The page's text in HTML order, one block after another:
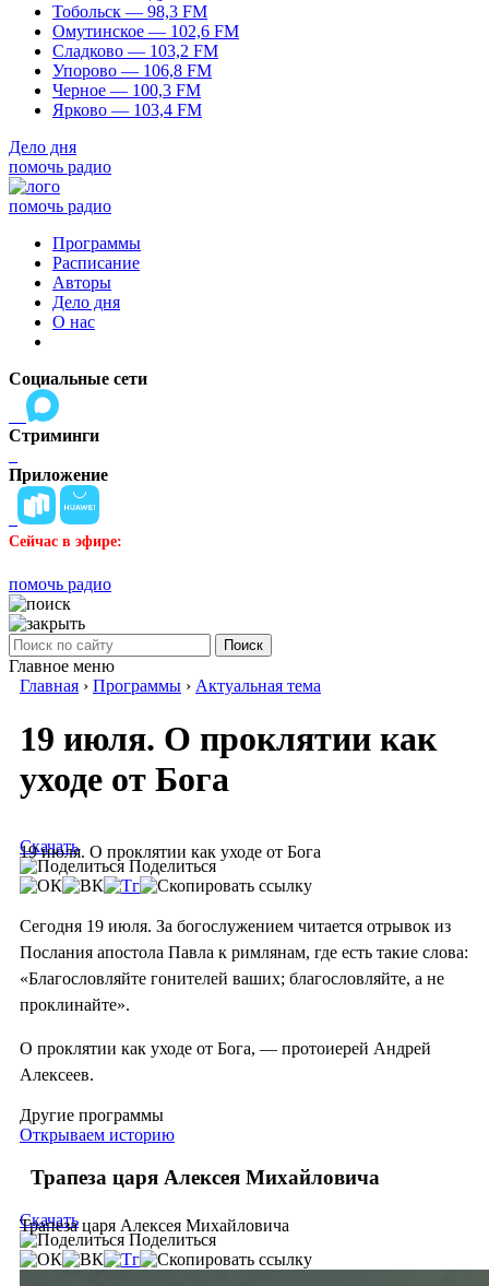
Тобольск — 98,3 FM
Омутинское — 102,6 FM
Сладково — 103,2 FM
Упорово — 106,8 FM
Черное — 100,3 FM
Ярково — 103,4 FM
Дело дня
помочь радио
помочь радио
Программы
Расписание
Авторы
Дело дня
О нас
Социальные сети
Стриминги
Приложение
Сейчас в эфире:
помочь радио
Поиск
Главное меню
Главная › Программы › Актуальная тема
19 июля. О проклятии как
уходе от Бога
19 июля. О проклятии как уходе от Бога
Скачать
Поделиться
Сегодня 19 июля. За богослужением читается отрывок из
Послания апостола Павла к римлянам, где есть такие слова:
«Благословляйте гонителей ваших; благословляйте, а не
проклинайте».
О проклятии как уходе от Бога, — протоиерей Андрей
Алексеев.
Другие программы
Открываем историю
Трапеза царя Алексея Михайловича
Трапеза царя Алексея Михайловича
Скачать
Поделиться